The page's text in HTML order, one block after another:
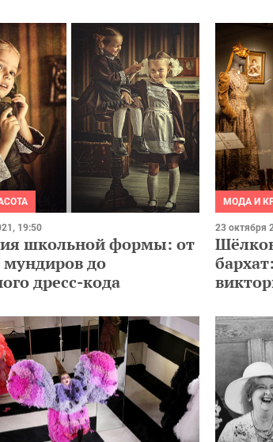
19:50
школьной формы: от
мундиров до
дресс-кода
МОДА И
23 октября